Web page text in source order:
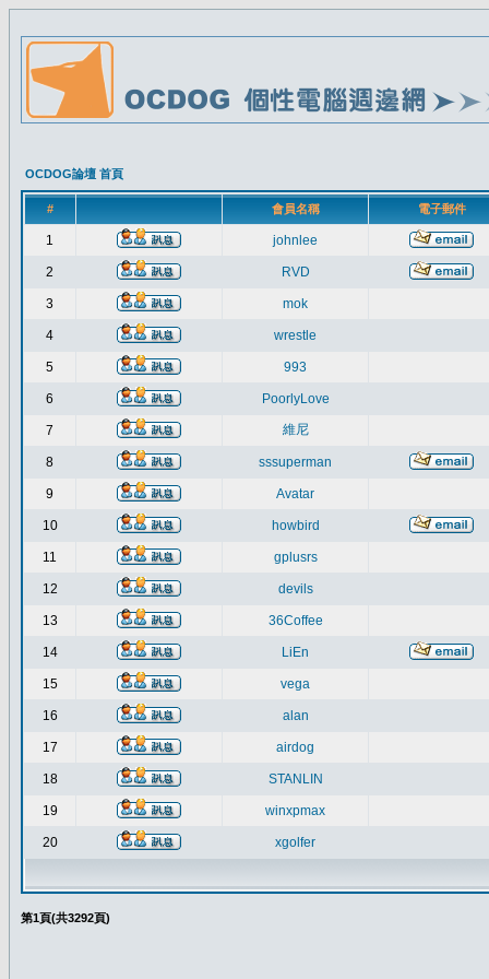
OCDOG論壇 首頁
# 會員名稱 電子郵件
1 johnlee
2 RVD
3 mok
4 wrestle
5 993
6 PoorlyLove
7 維尼
8 sssuperman
9 Avatar
10 howbird
11 gplusrs
12 devils
13 36Coffee
14 LiEn
15 vega
16 alan
17 airdog
18 STANLIN
19 winxpmax
20 xgolfer
第1頁(共3292頁)